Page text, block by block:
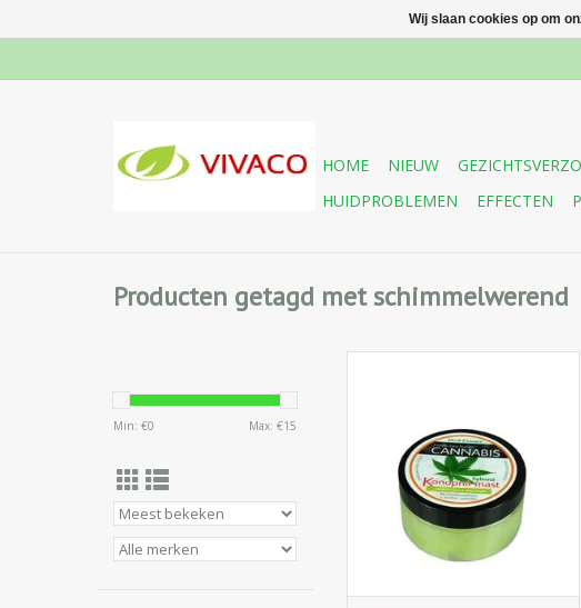
HOME NIEUW
HUIDPROBLEMEN
EFFECTEN
Producten getagd met schimmelwerend
Min: €0 Max: €15
droge, ruwe en gebarsten huid.
Regelmatig gebruik voorkomt de
vorming van een gerimpelde
huid en helpt kleine barsten van
de gedroogde huid af te dichten.
IN WINKELWAGEN
Wij slaan cookies op om